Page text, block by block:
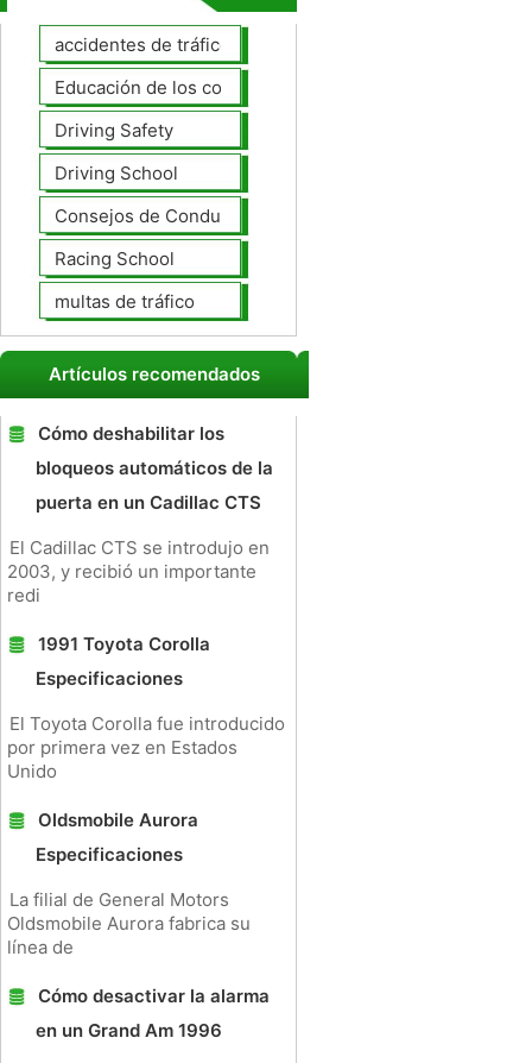
accidentes de tráfico
Educación de los conductores
Driving Safety
Driving School
Consejos de Conducción
Racing School
multas de tráfico
Artículos recomendados
Cómo deshabilitar los
bloqueos automáticos de la
puerta en un Cadillac CTS
El Cadillac CTS se introdujo en
2003, y recibió un importante
redi
1991 Toyota Corolla
Especificaciones
El Toyota Corolla fue introducido
por primera vez en Estados
Unido
Oldsmobile Aurora
Especificaciones
La filial de General Motors
Oldsmobile Aurora fabrica su
línea de
Cómo desactivar la alarma
en un Grand Am 1996